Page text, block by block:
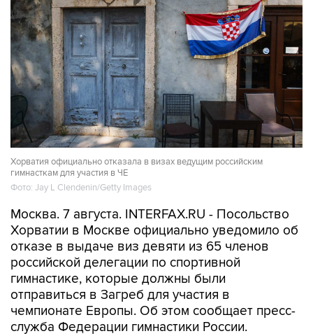
Хорватия официально отказала в визах ведущим российским
гимнасткам для участия в ЧЕ
Фото: Jay L Clendenin/Getty Images
Москва. 7 августа. INTERFAX.RU - Посольство
Хорватии в Москве официально уведомило об
отказе в выдаче виз девяти из 65 членов
российской делегации по спортивной
гимнастике, которые должны были
отправиться в Загреб для участия в
чемпионате Европы. Об этом сообщает пресс-
служба Федерации гимнастики России.